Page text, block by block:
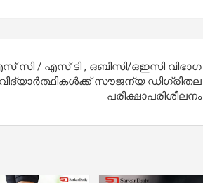
സി / എസ് ടി , ഒബിസി/ഒഇസി വിഭാഗ
വിദ്യാര്‍ത്ഥികള്‍ക്ക് സൗജന്യ ഡിഗ്രിതല
പരീക്ഷാപരിശീലനം